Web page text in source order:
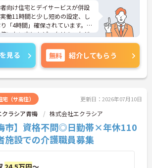
向け住宅とデイサービスが併設
働11時間と少し短めの設定、し
「4時間」確保されています。日
いたい方にもピッタリのスケジ
う意欲を全力で応援する職場で
度を利用すれば、介護職員初任
などの費用を会社負担で取得可
するごとにしっかりと給与に反
話し合う「スタッフミーティン
のケアを考える「ケースカンフ
ています。新人・ベテランに関
い、みんなで解決策を考えるフ
。また、虐待防止研修などを通
いケア」の線引きを明確にし、
働ける、誇りを持てる職場環境
います。
見る 無料 紹介してもらう
（サ高住） 更新日：2026年07月10日
ラシア青梅 株式会社エクラシア
市】資格不問◎日勤帯×年休110
施設での介護職員募集